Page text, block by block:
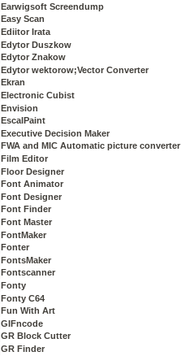
Earwigsoft Screendump
Easy Scan
Ediitor Irata
Edytor Duszkow
Edytor Znakow
Edytor wektorow;Vector Converter
Ekran
Electronic Cubist
Envision
EscalPaint
Executive Decision Maker
FWA and MIC Automatic picture converter
Film Editor
Floor Designer
Font Animator
Font Designer
Font Finder
Font Master
FontMaker
Fonter
FontsMaker
Fontscanner
Fonty
Fonty C64
Fun With Art
GIFncode
GR Block Cutter
GR Finder